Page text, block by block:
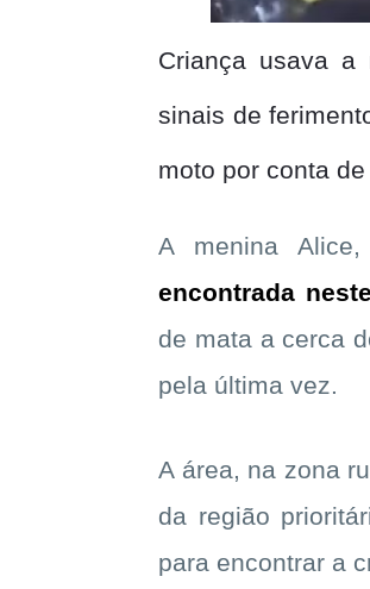
Criança usava a
sinais de
moto por conta
A menina
encontrada
de mata a cerca
pela última vez.
A área, na zona
da região
para encontrar a